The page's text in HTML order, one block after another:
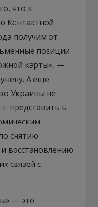
что к
Контактной
получим от
позиции
карты», —
А еще
Украины не
представить в
снятию
восстановлению
связей с
— это